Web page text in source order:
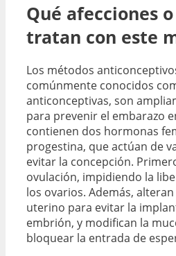
Qué afecciones
tratan con este
Los métodos
comúnmente conocidos
anticonceptivas, son
para prevenir el embarazo
contienen dos hormonas
progestina, que actúan de
evitar la concepción.
ovulación, impidiendo la
los ovarios. Además,
uterino para evitar la
embrión, y modifican la
bloquear la entrada de